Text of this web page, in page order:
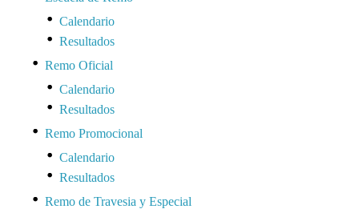
Calendario
Resultados
Remo Oficial
Calendario
Resultados
Remo Promocional
Calendario
Resultados
Remo de Travesia y Especial